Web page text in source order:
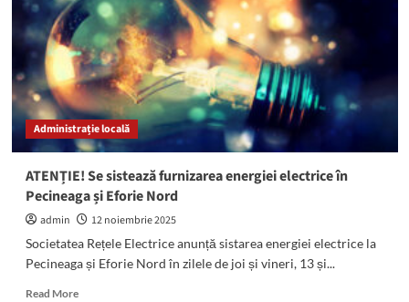
fără
permis,
depistați
în
trafic
la
Eforie
Nord
și
Techirghiol
Administrație locală
ATENȚIE! Se sistează furnizarea energiei electrice în
Pecineaga și Eforie Nord
admin
12 noiembrie 2025
Societatea Rețele Electrice anunță sistarea energiei electrice la
Pecineaga și Eforie Nord în zilele de joi și vineri, 13 și...
Read MoreRead